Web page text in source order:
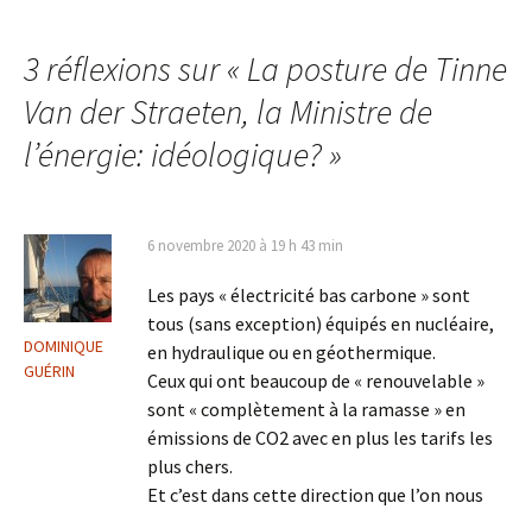
des
articles
3 réflexions sur « La posture de Tinne
Van der Straeten, la Ministre de
l’énergie: idéologique?»
DOMINIQUE
GUÉRIN
6 novembre 2020 à 19 h 43 min
Les pays « électricité bas carbone » sont
tous (sans exception) équipés en nucléaire,
en hydraulique ou en géothermique.
Ceux qui ont beaucoup de « renouvelable »
sont « complètement à la ramasse » en
émissions de CO2 avec en plus les tarifs les
plus chers.
Et c’est dans cette direction que l’on nous